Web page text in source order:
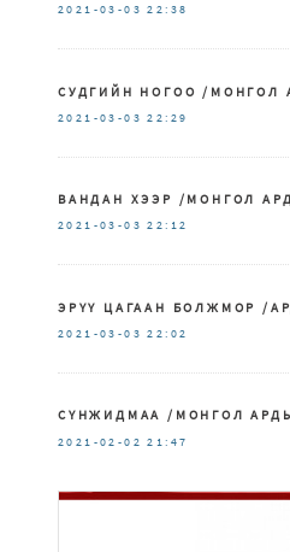
2021-03-03 22:38
СУДГИЙН НОГОО /МОНГОЛ
2021-03-03 22:29
ВАНДАН ХЭЭР /МОНГОЛ
2021-03-03 22:12
ЭРҮҮ ЦАГААН БОЛЖМОР /
2021-03-03 22:02
СҮНЖИДМАА /МОНГОЛ
2021-02-02 21:47